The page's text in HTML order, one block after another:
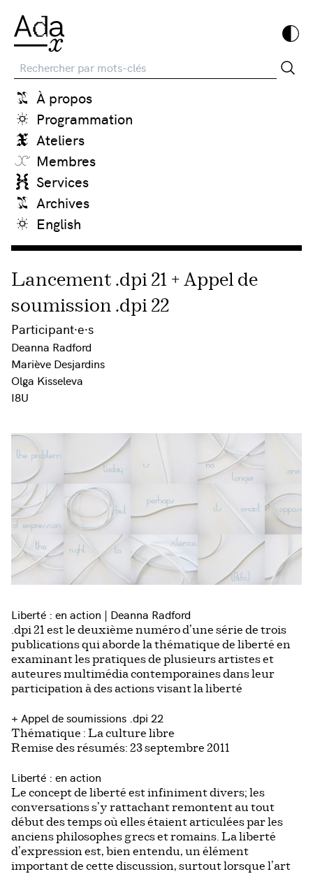
Recherche
À propos
Programmation
Ateliers
Membres
Services
Archives
English
Lancement .dpi 21 + Appel de
soumission .dpi 22
Participant·e·s
Deanna Radford
Mariève Desjardins
Olga Kisseleva
I8U
Liberté : en action | Deanna Radford
.dpi 21 est le deuxième numéro d’une série de trois
publications qui aborde la thématique de liberté en
examinant les pratiques de plusieurs artistes et
auteures multimédia contemporaines dans leur
participation à des actions visant la liberté
+ Appel de soumissions .dpi 22
Thématique : La culture libre
Remise des résumés: 23 septembre 2011
Liberté : en action
Le concept de liberté est infiniment divers; les
conversations s’y rattachant remontent au tout
début des temps où elles étaient articulées par les
anciens philosophes grecs et romains. La liberté
d’expression est, bien entendu, un élément
important de cette discussion, surtout lorsque l’art